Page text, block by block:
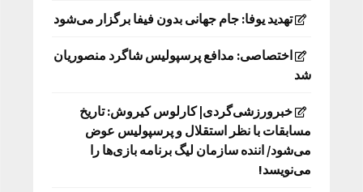
تهدید یوفا: جام جهانی بدون فیفا برگزار می‌شود
اختصاصی: مدافع پرسپولیس شاگرد منصوریان
شد
خبرورزشی‌گردی| کارلوس کیروش: تاریخ
مسابقات با نظر استقلال و پرسپولیس عوض
می‌شود/ اننده سازمان لیگ برنامه بازی‌ها را
می‌نویسد!